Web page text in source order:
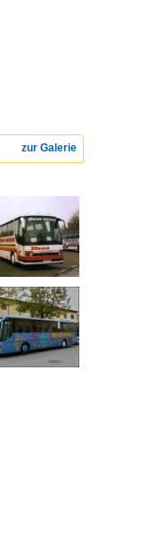
zur Galerie